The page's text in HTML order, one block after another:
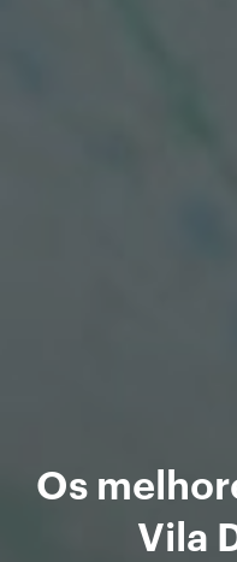
Os
Vila